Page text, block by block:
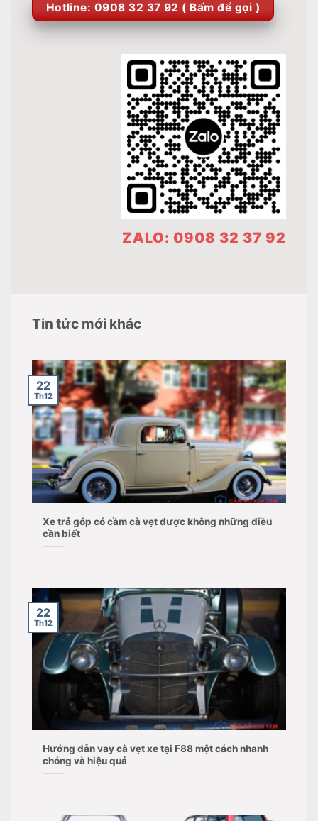
Hotline: 0908 32 37 92 ( Bấm để gọi )
ZALO: 0908 32 37 92
Tin tức mới khác
Xe trả góp có cầm cà vẹt được không những điều
cần biết
22
Th12
Hướng dẫn vay cà vẹt xe tại F88 một cách nhanh
chóng và hiệu quả
22
Th12